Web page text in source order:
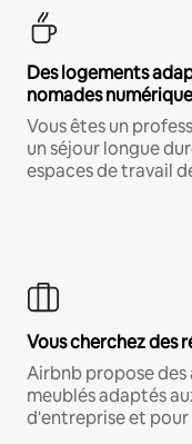
Des logements
nomades
Vous êtes un
un séjour longue
espaces de travail
Vous cherchez des
Airbnb propose
meublés adaptés
d'entreprise et